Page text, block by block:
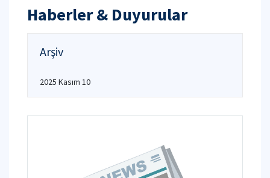
Haberler & Duyurular
Arşiv
2025 Kasım 10